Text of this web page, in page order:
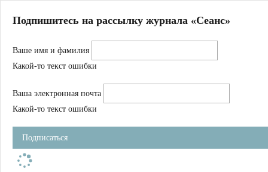
Магазин
Журнал
Школа
Устав
Фильмы
Имена
Тэги
Подпишитесь на рассылку журнала «Сеанс»
Ваше имя и фамилия
Какой-то текст ошибки
Ваша электронная почта
Какой-то текст ошибки
Подписаться